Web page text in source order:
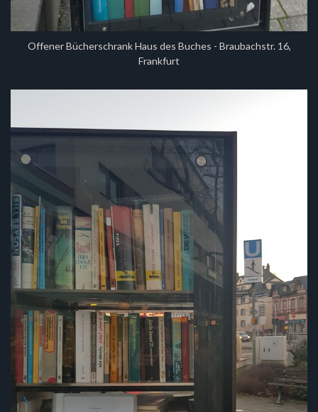
Offener Bücherschrank Haus des Buches - Braubachstr. 16,
Frankfurt